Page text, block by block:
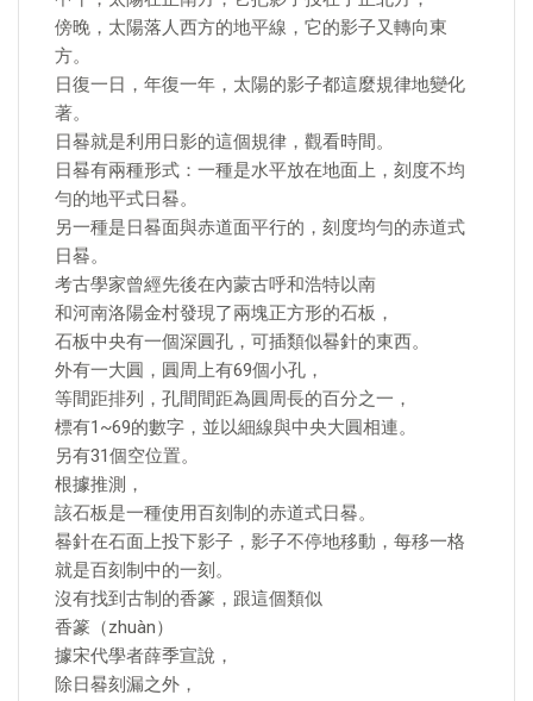
傍晚，太陽落人西方的地平線，它的影子又轉向東
方。
日復一日，年復一年，太陽的影子都這麼規律地變化
著。
日晷就是利用日影的這個規律，觀看時間。
日晷有兩種形式：一種是水平放在地面上，刻度不均
勻的地平式日晷。
另一種是日晷面與赤道面平行的，刻度均勻的赤道式
日晷。
考古學家曾經先後在內蒙古呼和浩特以南
和河南洛陽金村發現了兩塊正方形的石板，
石板中央有一個深圓孔，可插類似晷針的東西。
外有一大圓，圓周上有69個小孔，
等間距排列，孔間間距為圓周長的百分之一，
標有1~69的數字，並以細線與中央大圓相連。
另有31個空位置。
根據推測，
該石板是一種使用百刻制的赤道式日晷。
晷針在石面上投下影子，影子不停地移動，每移一格
就是百刻制中的一刻。
沒有找到古制的香篆，跟這個類似
香篆（zhuàn）
據宋代學者薛季宣說，
除日晷刻漏之外，